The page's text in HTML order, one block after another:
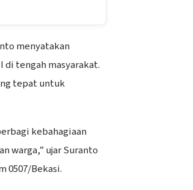
menyatakan
tengah masyarakat.
tepat untuk
kebahagiaan
warga,” ujar Suranto
0507/Bekasi.